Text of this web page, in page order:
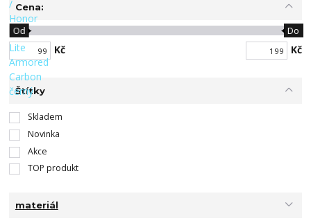
Cena:
Kč
Od Do
Kč
Štítky
Skladem
Novinka
Akce
TOP produkt
materiál